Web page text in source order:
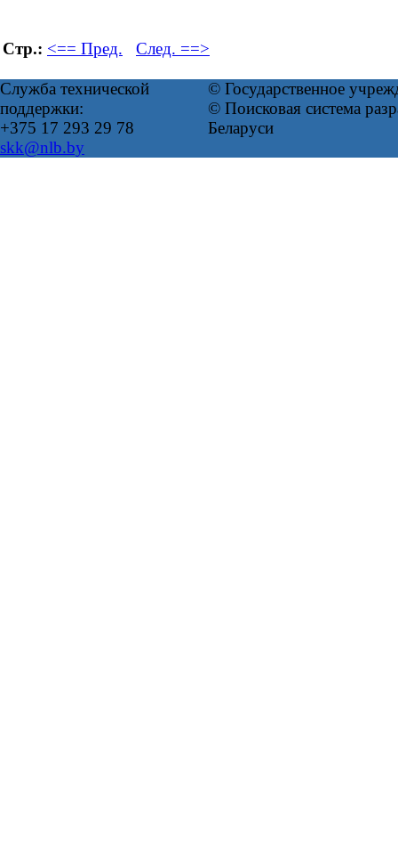
Стр.: <== Пред. След. ==>
Служба технической
поддержки:
+375 17 293 29 78
skk@nlb.by
© Государственное
© Поисковая система
Беларуси